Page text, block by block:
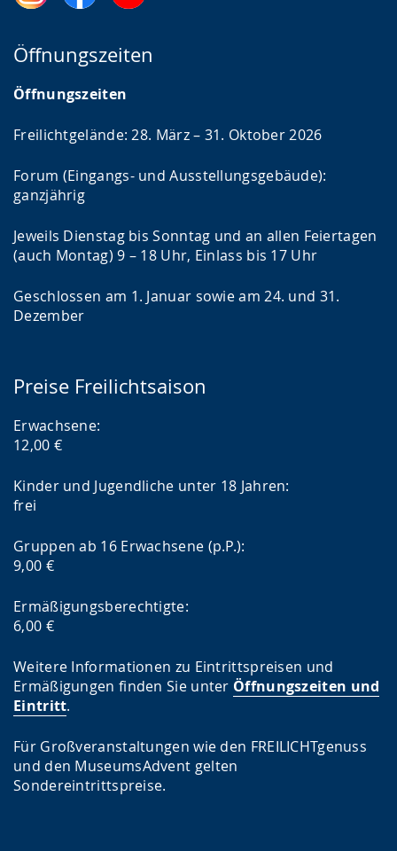
Öffnungszeiten
Öffnungszeiten
Freilichtgelände: 28. März – 31. Oktober 2026
Forum (Eingangs- und Ausstellungsgebäude):
ganzjährig
Jeweils Dienstag bis Sonntag und an allen Feiertagen
(auch Montag) 9 – 18 Uhr, Einlass bis 17 Uhr
Geschlossen am 1. Januar sowie am 24. und 31.
Dezember
Preise Freilichtsaison
Erwachsene:
12,00 €
Kinder und Jugendliche unter 18 Jahren:
frei
Gruppen ab 16 Erwachsene (p.P.):
9,00 €
Ermäßigungsberechtigte:
6,00 €
Weitere Informationen zu Eintrittspreisen und
Ermäßigungen finden Sie unter Öffnungszeiten und
Eintritt.
Für Großveranstaltungen wie den FREILICHTgenuss
und den MuseumsAdvent gelten
Sondereintrittspreise.